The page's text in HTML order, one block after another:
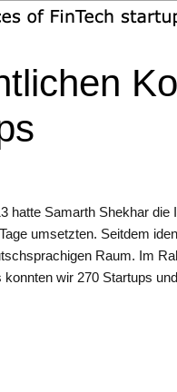
hatte Samarth Shekhar die
umsetzten. Seitdem
Raum. Im
konnten wir 270 Startups